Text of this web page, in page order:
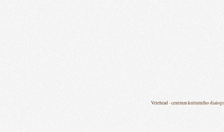
Velehrad - centrum kulturního